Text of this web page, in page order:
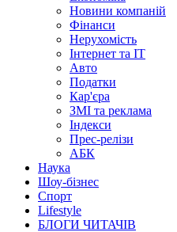
Новини компаній
Фінанси
Нерухомість
Інтернет та IT
Авто
Податки
Кар'єра
ЗМІ та реклама
Індекси
Прес-релізи
АБК
Наука
Шоу-бізнес
Спорт
Lifestyle
БЛОГИ ЧИТАЧІВ